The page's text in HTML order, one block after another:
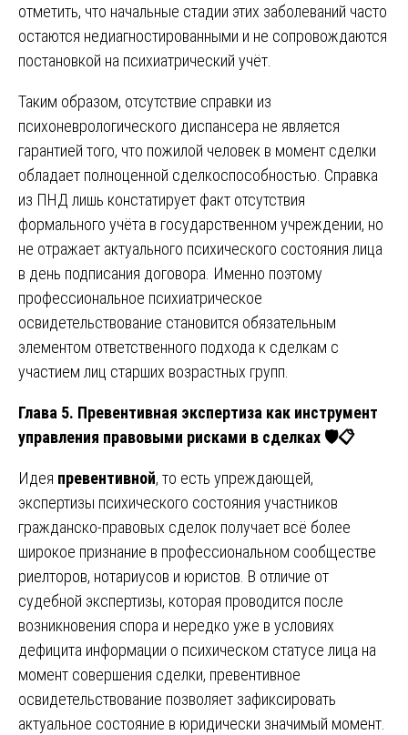
отметить, что начальные стадии этих заболеваний часто
остаются недиагностированными и не сопровождаются
постановкой на психиатрический учёт.
Таким образом, отсутствие справки из
психоневрологического диспансера не является
гарантией того, что пожилой человек в момент сделки
обладает полноценной сделкоспособностью. Справка
из ПНД лишь констатирует факт отсутствия
формального учёта в государственном учреждении, но
не отражает актуального психического состояния лица
в день подписания договора. Именно поэтому
профессиональное психиатрическое
освидетельствование становится обязательным
элементом ответственного подхода к сделкам с
участием лиц старших возрастных групп.
Глава 5. Превентивная экспертиза как инструмент
управления правовыми рисками в сделках 🛡📋
Идея превентивной, то есть упреждающей,
экспертизы психического состояния участников
гражданско-правовых сделок получает всё более
широкое признание в профессиональном сообществе
риелторов, нотариусов и юристов. В отличие от
судебной экспертизы, которая проводится после
возникновения спора и нередко уже в условиях
дефицита информации о психическом статусе лица на
момент совершения сделки, превентивное
освидетельствование позволяет зафиксировать
актуальное состояние в юридически значимый момент.